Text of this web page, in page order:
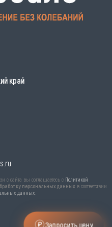
край
с сайта вы соглашаетесь с Политикой
персональных данных в соответствии
данных
Запросить цену
сПолитикой
Согласие на Обработку
данных.